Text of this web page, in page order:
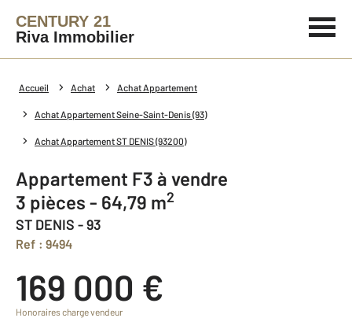
CENTURY 21
Riva Immobilier
Accueil Achat Achat Appartement
Achat Appartement Seine-Saint-Denis (93)
Achat Appartement ST DENIS (93200)
Appartement F3 à vendre
3 pièces - 64,79 m2
ST DENIS - 93
Ref : 9494
169 000 €
Honoraires charge vendeur